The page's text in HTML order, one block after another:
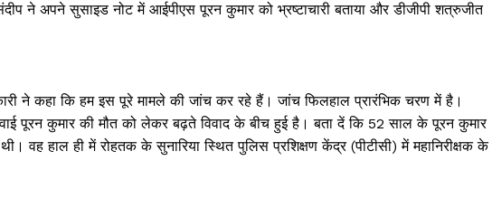
Trending Now
क्राइम
खेल खबर
मनोरंजन
ने अपने सुसाइड नोट में आईपीएस पूरन कुमार को भ्रष्टाचारी बताया और डीजीपी शत्रुजीत
ने कहा कि हम इस पूरे मामले की जांच कर रहे हैं। जांच फिलहाल प्रारंभिक चरण में है।
पूरन कुमार की मौत को लेकर बढ़ते विवाद के बीच हुई है। बता दें कि 52 साल के पूरन कुमार
वह हाल ही में रोहतक के सुनारिया स्थित पुलिस प्रशिक्षण केंद्र (पीटीसी) में महानिरीक्षक के